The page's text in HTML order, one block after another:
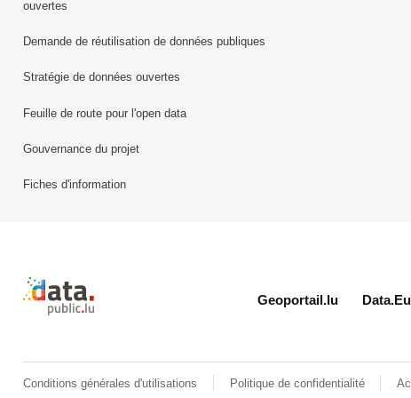
ouvertes
Demande de réutilisation de données publiques
Stratégie de données ouvertes
Feuille de route pour l'open data
Gouvernance du projet
Fiches d'information
Retour à l'accueil de data.public.lu
Geoportail.lu
Conditions générales d'utilisations Politique de confidentialité